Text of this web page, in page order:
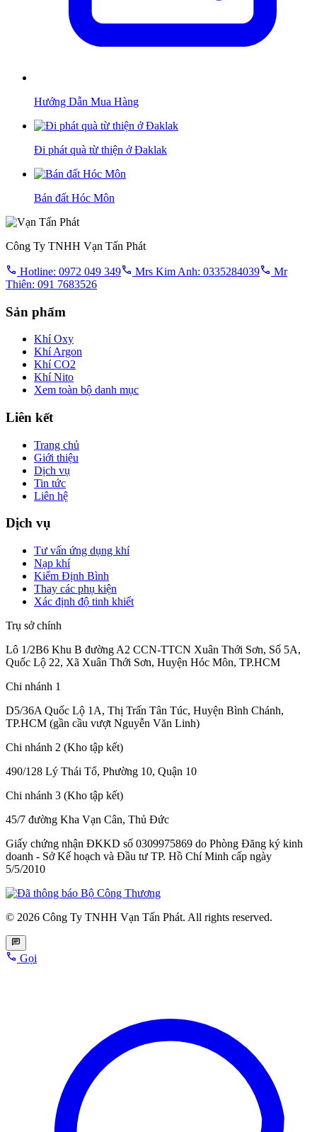
Hướng Dẫn Mua Hàng
Đi phát quà từ thiện ở Đaklak
Bán đất Hóc Môn
Công Ty TNHH Vạn Tấn Phát
Hotline: 0972 049 349 Mrs Kim Anh: 0335284039
Mr
Thiên: 091 7683526
Sản phẩm
Khí Oxy
Khí Argon
Khí CO2
Khí Nito
Xem toàn bộ danh mục
Liên kết
Trang chủ
Giới thiệu
Dịch vụ
Tin tức
Liên hệ
Dịch vụ
Tư vấn ứng dụng khí
Nạp khí
Kiểm Định Bình
Thay các phụ kiện
Xác định độ tinh khiết
Trụ sở chính
Lô 1/2B6 Khu B đường A2 CCN-TTCN Xuân Thới Sơn, Số 5A,
Quốc Lộ 22, Xã Xuân Thới Sơn, Huyện Hóc Môn, TP.HCM
Chi nhánh 1
D5/36A Quốc Lộ 1A, Thị Trấn Tân Túc, Huyện Bình Chánh,
TP.HCM (gần cầu vượt Nguyễn Văn Linh)
Chi nhánh 2 (Kho tập kết)
490/128 Lý Thái Tổ, Phường 10, Quận 10
Chi nhánh 3 (Kho tập kết)
45/7 đường Kha Vạn Cân, Thủ Đức
Giấy chứng nhận ĐKKD số 0309975869 do Phòng Đăng ký kinh
doanh - Sở Kế hoạch và Đầu tư TP. Hồ Chí Minh cấp ngày
5/5/2010
© 2026 Công Ty TNHH Vạn Tấn Phát. All rights reserved.
Gọi